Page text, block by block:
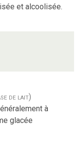
et alcoolisée.
de lait)
à
glacée